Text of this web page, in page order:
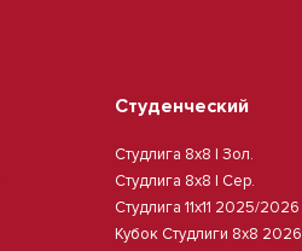
Студенческий
Студлига 8х8 | Зол.
Студлига 8х8 | Сер.
Студлига 11х11 2025/2026
Кубок Студлиги 8х8 2026